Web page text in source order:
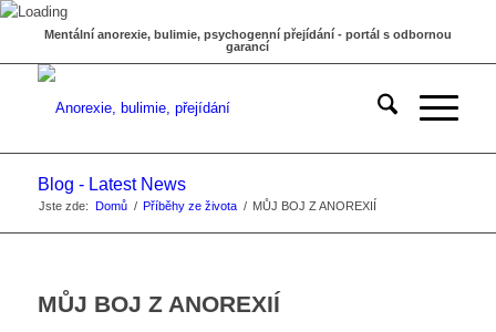
Mentální anorexie, bulimie, psychogenní přejídání - portál s odbornou
garancí
Blog - Latest News
Jste zde: Domů / Příběhy ze života / MŮJ BOJ Z ANOREXIÍ
MŮJ BOJ Z ANOREXIÍ